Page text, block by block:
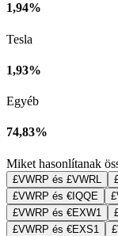
1,94%
Tesla
1,93%
Egyéb
74,83%
Miket hasonlítanak
£VWRP és £VWRL
£VWRP és €IQQE
£VWRP és €EXW1
£VWRP és €EXS1